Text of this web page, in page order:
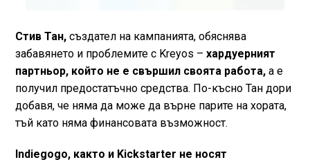
Стив Тан, създател на кампанията, обяснява
забавянето и проблемите с Kreyos – хардуерният
партньор, който не е свършил своята работа,а е
получил предостатъчно средства. По-късно Тан дори
добавя, че няма да може да върне парите на хората,
тъй като няма финансовата възможност.
Indiegogo, както и Kickstarter не носят